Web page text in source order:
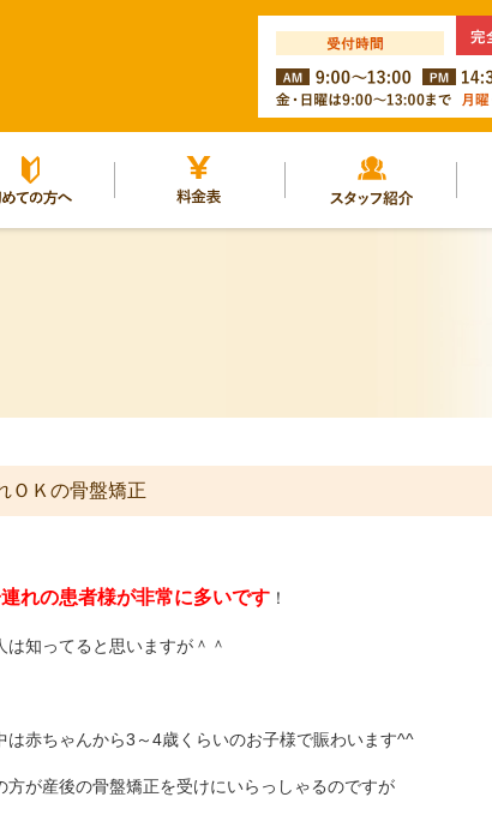
ＯＫの骨盤矯正
れの患者様が非常に多いです ！
は知ってると思いますが＾＾
は赤ちゃんから3～4歳くらいのお子様で賑わいます^^
方が産後の骨盤矯正を受けにいらっしゃるのですが